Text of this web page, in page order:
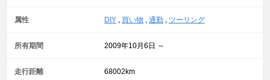
属性 DIY , 買い物 , 通勤 , ツーリング
所有期間 2009年10月6日 ～
走行距離 68002km